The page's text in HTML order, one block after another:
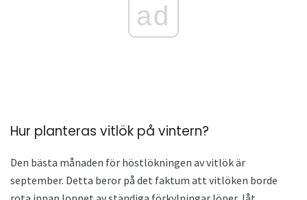
ad
Hur planteras vitlök på vintern?
Den bästa månaden för höstlökningen av vitlök är
september. Detta beror på det faktum att vitlöken borde